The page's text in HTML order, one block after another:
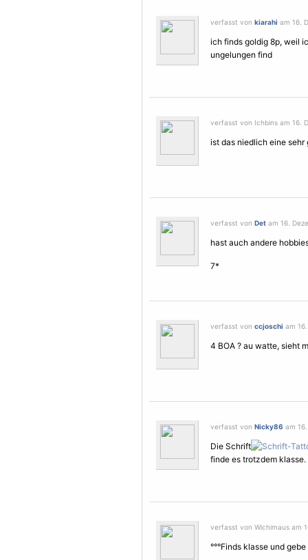
verfasst von kiarahi am 16.
ich finds goldig 8p, weil
ungelungen find
verfasst von Ichbins am 16.
ist das niedlich eine sehr
verfasst von Det am 16.
hast auch andere
7*
verfasst von ccjoschi am
4 BOA ? au watte, sieht
verfasst von Nicky86 am
Die Schrift
finde es trotzdem
verfasst von Wichimaus am
°°°Finds klasse und gebe